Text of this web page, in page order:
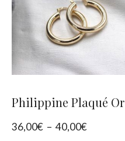
Philippine Plaqué Or
36,00€ – 40,00€